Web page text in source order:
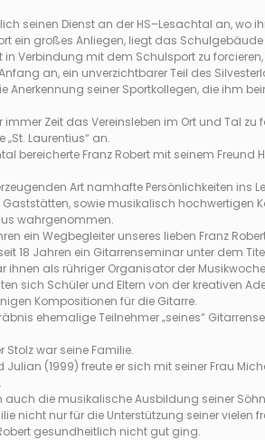
seinen Dienst an der HS–Lesachtal an, wo
ein großes Anliegen, liegt das Schulgebäude
Verbindung mit dem Schulsport zu
an, ein unverzichtbarer Teil des
seiner Sportkollegen, die ihm
Zeit das Vereinsleben im Ort und Tal zu
„St. Laurentius“ an.
bereicherte Franz Robert mit seinem Freund
Art namhafte Persönlichkeiten ins
sowie musikalisch hochwertigen
wahrgenommen.
ein Wegbegleiter unseres lieben Franz
18 Jahren ein Gitarrenseminar unter dem
ihnen als rühriger Organisator der
sich Schüler und Eltern von der kreativen
Kompositionen für die Gitarre.
ehemalige Teilnehmer „seines“
war seine Familie.
Julian (1999) freute er sich mit seiner Frau
die musikalische Ausbildung seiner
nicht nur für die Unterstützung seiner vielen
gesundheitlich nicht gut ging.